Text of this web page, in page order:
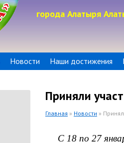
города Алатыря
Новости Наши достижения
Приняли
Главная » Новости »
С 18 по 27